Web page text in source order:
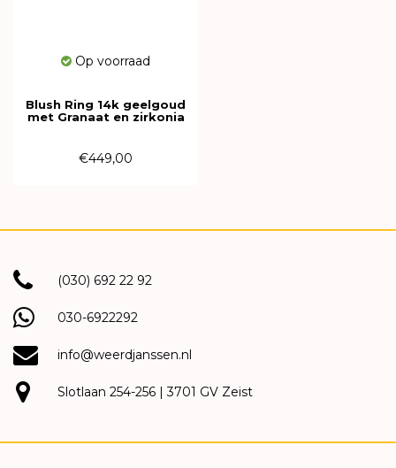
Op voorraad
Blush Ring 14k geelgoud
met Granaat en zirkonia
€449,00
(030) 692 22 92
030-6922292
info@weerdjanssen.nl
Slotlaan 254-256 | 3701 GV Zeist